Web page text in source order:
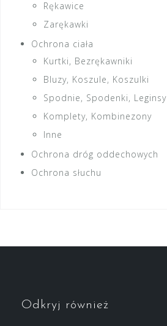
Rękawice
Zarękawki
Ochrona ciała
Kurtki, Bezrękawniki
Bluzy, Koszule, Koszulki
Spodnie, Spodenki, Leginsy
Komplety, Kombinezony
Inne
Ochrona dróg oddechowych
Ochrona słuchu
Odkryj również